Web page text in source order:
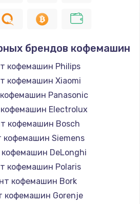
брендов кофемашин
кофемашин Philips
кофемашин Xiaomi
Panasonic
Electrolux
кофемашин Bosch
кофемашин Siemens
DeLonghi
кофемашин Polaris
кофемашин Bork
кофемашин Gorenje